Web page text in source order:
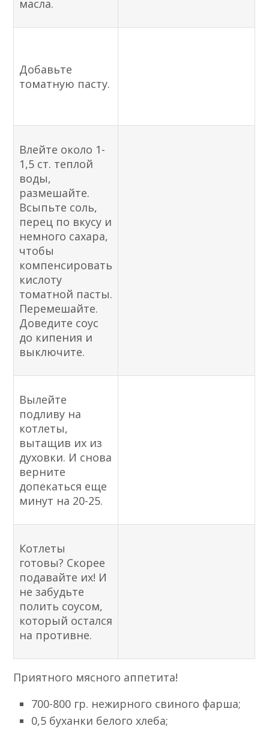
масла.
Добавьте
томатную пасту.
Влейте около 1-
1,5 ст. теплой
воды,
размешайте.
Всыпьте соль,
перец по вкусу и
немного сахара,
чтобы
компенсировать
кислоту
томатной пасты.
Перемешайте.
Доведите соус
до кипения и
выключите.
Вылейте
подливу на
котлеты,
вытащив их из
духовки. И снова
верните
допекаться еще
минут на 20-25.
Котлеты
готовы? Скорее
подавайте их! И
не забудьте
полить соусом,
который остался
на противне.
Приятного мясного аппетита!
700-800 гр. нежирного свиного фарша;
0,5 буханки белого хлеба;